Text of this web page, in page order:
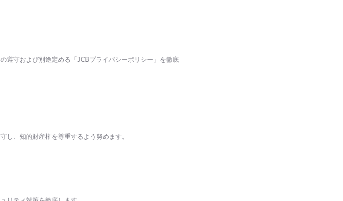
遵守および別途定める「JCBプライバシーポリシー」を徹底
し、知的財産権を尊重するよう努めます。